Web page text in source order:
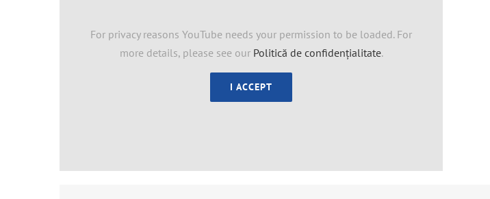
For privacy reasons YouTube needs your permission to be loaded. For
more details, please see our Politică de confidențialitate.
I ACCEPT